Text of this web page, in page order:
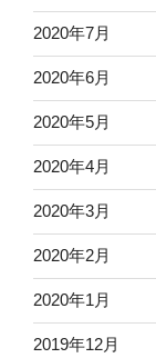
2020年7月
2020年6月
2020年5月
2020年4月
2020年3月
2020年2月
2020年1月
2019年12月